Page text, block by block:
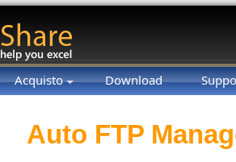
Acquisto Download
Auto FTP